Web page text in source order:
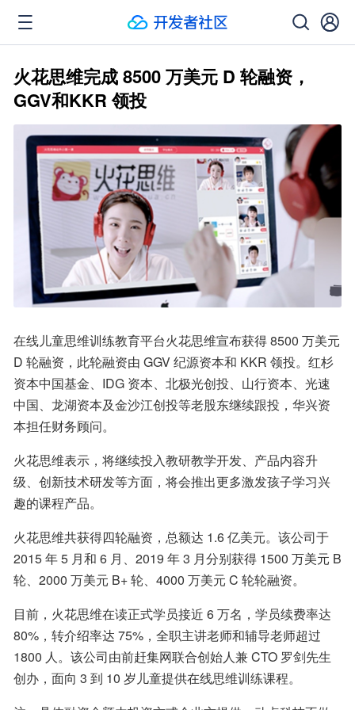
火花思维完成 8500 万美元 D 轮融资，
GGV和KKR 领投
在线儿童思维训练教育平台火花思维宣布获得 8500 万美元
D 轮融资，此轮融资由 GGV 纪源资本和 KKR 领投。红杉
资本中国基金、IDG 资本、北极光创投、山行资本、光速
中国、龙湖资本及金沙江创投等老股东继续跟投，华兴资
本担任财务顾问。
火花思维表示，将继续投入教研教学开发、产品内容升
级、创新技术研发等方面，将会推出更多激发孩子学习兴
趣的课程产品。
火花思维共获得四轮融资，总额达 1.6 亿美元。该公司于
2015 年 5 月和 6 月、2019 年 3 月分别获得 1500 万美元 B
轮、2000 万美元 B+ 轮、4000 万美元 C 轮轮融资。
目前，火花思维在读正式学员接近 6 万名，学员续费率达
80%，转介绍率达 75%，全职主讲老师和辅导老师超过
1800 人。该公司由前赶集网联合创始人兼 CTO 罗剑先生
创办，面向 3 到 10 岁儿童提供在线思维训练课程。